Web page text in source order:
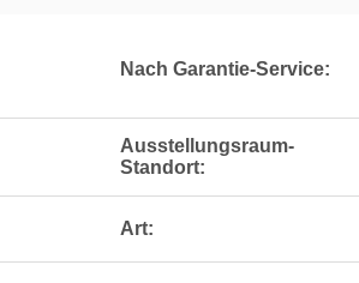
Nach Garantie-Service:
Ausstellungsraum-
Standort:
Art: